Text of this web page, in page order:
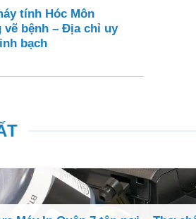
tính Hóc Môn
vẽ bệnh – Địa chỉ uy
bạch